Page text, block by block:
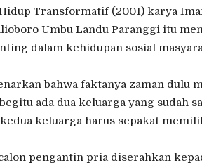
Transformatif (2001) karya
Umbu Landu Paranggi itu
dalam kehidupan sosial
bahwa faktanya zaman dulu
ada dua keluarga yang sudah
keluarga harus sepakat
pengantin pria diserahkan